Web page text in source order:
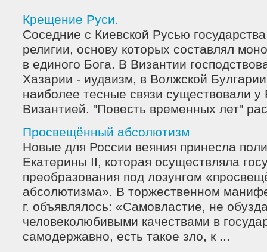
Крещение Руси.
Соседние с Киевской Русью
религии, основу которых составлял
в единого Бога. В Византии
Хазарии - иудаизм, в Волжской
наиболее тесные связи существовали у
Византией. "Повесть временных лет"
Просвещённый абсолютизм
Новые для России веяния принесла
Екатерины II, которая осуществляла
преобразования под лозунгом
абсолютизма». В торжественном
г. объявлялось: «Самовластие, не
человеколюбивыми качествами в
самодержавно, есть такое зло, к ...